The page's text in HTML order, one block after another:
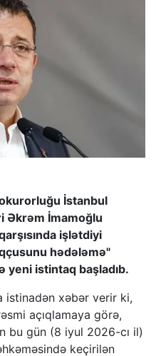
İstanbul
Əkrəm İmamoğlu
işlətdiyi
hədələmə"
yeni istintaq başladıb.
istinadən xəbər verir ki,
açıqlamaya görə,
bu gün (8 iyul 2026-cı il)
keçirilən